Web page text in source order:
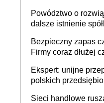
Powództwo o
dalsze istnienie
Bezpieczny zapas
Firmy coraz dłużej
Ekspert: unijne
polskich
Sieci handlowe